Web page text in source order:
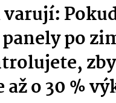
po
o 30 %